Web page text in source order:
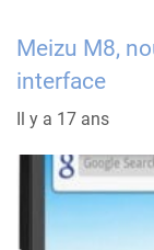
Meizu M8,
interface
Il y a 17 ans